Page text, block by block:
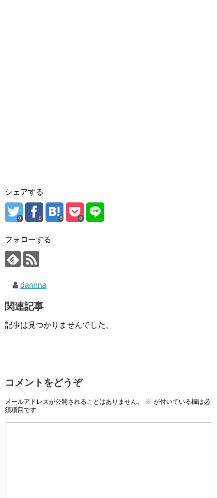
シェアする
0 0 0
フォローする
dannna
関連記事
記事は見つかりませんでした。
コメントをどうぞ
メールアドレスが公開されることはありません。 ※ が付いている欄は必
須項目です